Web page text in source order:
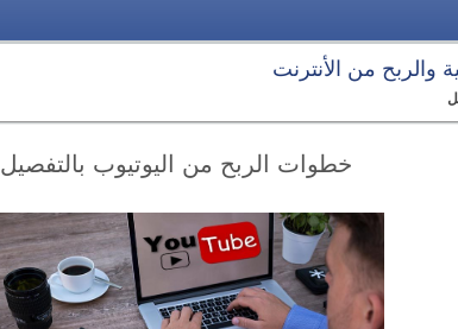
والربح من الأنترنت
خطوات الربح من اليوتيوب بالتفصيل